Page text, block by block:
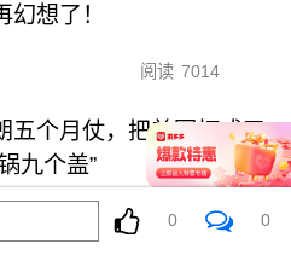
幻想了！
阅读 7014
五个月仗，把美军打成了
九个盖”
阅读 5486
0 0